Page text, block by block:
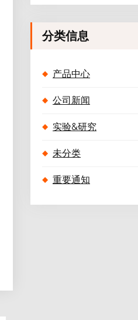
分类信息
产品中心
公司新闻
实验&研究
未分类
重要通知